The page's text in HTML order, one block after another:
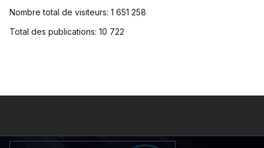
Nombre total de visiteurs: 1 651 258
Total des publications: 10 722